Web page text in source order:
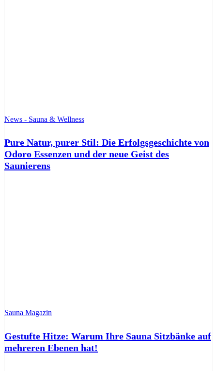
News - Sauna & Wellness
Pure Natur, purer Stil: Die Erfolgsgeschichte von
Odoro Essenzen und der neue Geist des
Saunierens
Sauna Magazin
Gestufte Hitze: Warum Ihre Sauna Sitzbänke auf
mehreren Ebenen hat!